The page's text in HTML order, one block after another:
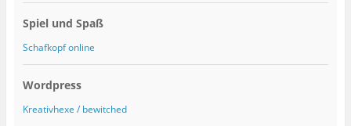
Spiel und Spaß
Schafkopf online
Wordpress
Kreativhexe / bewitched